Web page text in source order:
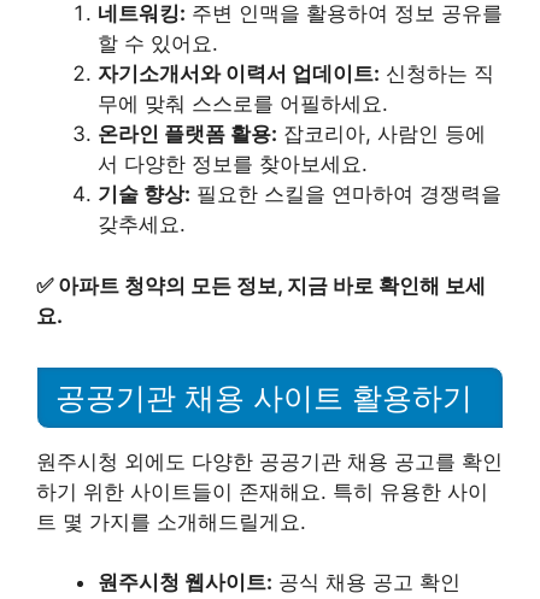
네트워킹: 주변 인맥을 활용하여 정보 공유를
할 수 있어요.
자기소개서와 이력서 업데이트: 신청하는 직
무에 맞춰 스스로를 어필하세요.
온라인 플랫폼 활용: 잡코리아, 사람인 등에
서 다양한 정보를 찾아보세요.
기술 향상: 필요한 스킬을 연마하여 경쟁력을
갖추세요.
✅ 아파트 청약의 모든 정보, 지금 바로 확인해 보세
요.
공공기관 채용 사이트 활용하기
원주시청 외에도 다양한 공공기관 채용 공고를 확인
하기 위한 사이트들이 존재해요. 특히 유용한 사이
트 몇 가지를 소개해드릴게요.
원주시청 웹사이트: 공식 채용 공고 확인